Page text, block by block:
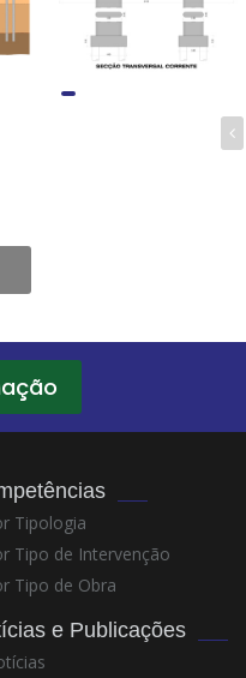
Tipologia
Tipo de Intervenção
Tipo de Obra
e Publicações